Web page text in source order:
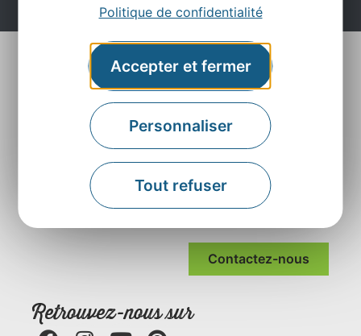
Politique de confidentialité
Accepter et fermer
Personnaliser
Tout refuser
Agence Départementale de l’Attractivité et du
Tourisme de l’Aveyron
Contactez-nous
Retrouvez-nous sur